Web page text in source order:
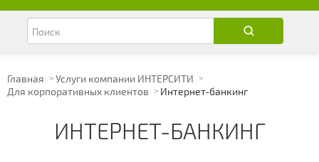
Главная
Услуги компании ИНТЕРСИТИ
Для корпоративных клиентов
Интернет-банкинг
ИНТЕРНЕТ-БАНКИНГ